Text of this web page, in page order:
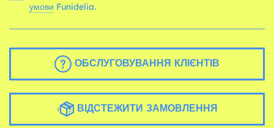
умови Funidelia.
ОБСЛУГОВУВАННЯ КЛІЄНТІВ
ВІДСТЕЖИТИ ЗАМОВЛЕННЯ